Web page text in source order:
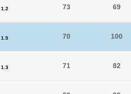
1.2
73 69
1.5
70 100
1.3
71 82